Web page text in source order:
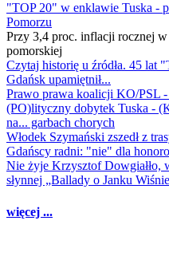
"TOP 20" w enklawie Tuska -
Pomorzu
Przy 3,4 proc. inflacji rocznej
pomorskiej
Czytaj historię u źródła. 45 lat
Gdańsk upamiętnił...
Prawo prawa koalicji KO/PSL
(PO)lityczny dobytek Tuska -
na... garbach chorych
Włodek Szymański zszedł z
Gdańscy radni: "nie" dla
Nie żyje Krzysztof Dowgiałło,
słynnej „Ballady o Janku
więcej ...